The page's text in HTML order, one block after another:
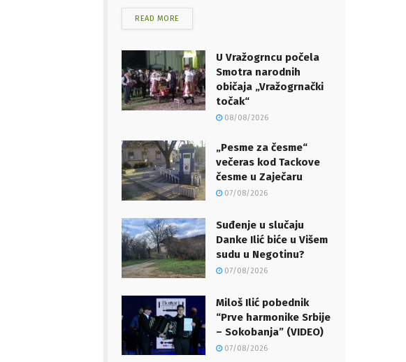
READ MORE
U Vražogrncu počela
Smotra narodnih
običaja „Vražogrnački
točak“
08/08/2026
„Pesme za česme“
večeras kod Tackove
česme u Zaječaru
07/08/2026
Suđenje u slučaju
Danke Ilić biće u Višem
sudu u Negotinu?
07/08/2026
Miloš Ilić pobednik
“Prve harmonike Srbije
– Sokobanja” (VIDEO)
07/08/2026